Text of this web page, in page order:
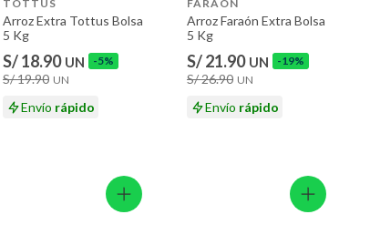
TOTTUS
Arroz Extra Tottus Bolsa
5 Kg
S/ 18.90 UN -5%
S/ 19.90 UN
Envío rápido
FARAON
Arroz Faraón Extra Bolsa
5 Kg
S/ 21.90 UN -19%
S/ 26.90 UN
Envío rápido